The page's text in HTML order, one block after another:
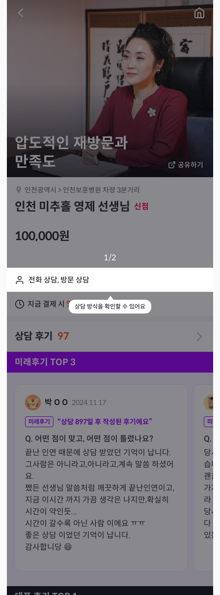
공유하기
압도적인 재방문과
만족도
인천광역시 > 인천보훈병원 차량 3분거리
인천 미추홀 영제 선생님 신점
100,000원
1/2
전화 상담, 방문 상담
상담 방식을 확인할 수 있어요
지금 결제 시 일주일 이내상담 가능
상담 후기 97
미래후기 TOP 3
박 O O 2024.11.17
미래후기 “상담897일 후 작성된 후기에요”
Q. 어떤 점이 맞고, 어떤 점이 틀렸나요?
끝난 인연 때문에 상담 받았던 기억이 납니다.
그사람은 아니라고,아니라고,계속 말씀 하셨어
요.
쨌든 선생님 말씀처럼 깨끗하게 끝난인연이고,
지금 이시간 까지 가끔 생각은 나지만,확실히
시간이 약인듯...
시간이 갈수록 아닌 사람 이에요 ㅠㅠ
좋은 상담 이었던 기억이 납니다.
감사합니당 😆
미래
Q.
당
습
괜
가
라
당
다
있